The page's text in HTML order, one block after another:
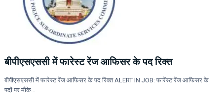
बीपीएसएससी में फारेस्ट रेंज आफिसर के पद रिक्त
बीपीएसएससी में फारेस्ट रेंज आफिसर के पद रिक्त ALERT IN JOB: फारेंस्ट रेंज आफिसर के
पदों पर मौके…